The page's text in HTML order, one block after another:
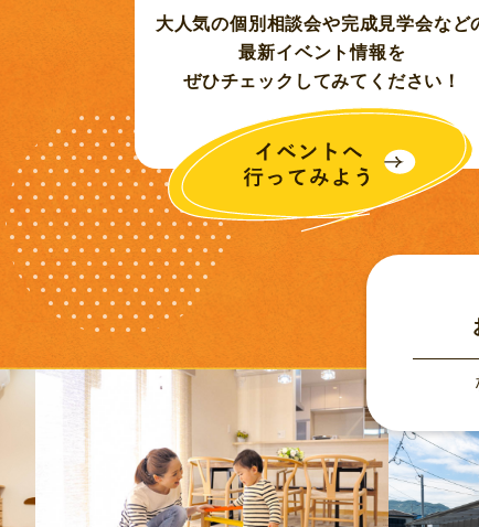
2022年09月 (1)
2022年07月 (5)
2022年06月 (4)
2022年05月 (4)
2022年04月 (8)
2022年02月 (11)
2022年01月 (7)
2021年11月 (2)
大人気の個別相談会や完成見学会など
最新イベント情報を
ぜひチェックしてみてください！